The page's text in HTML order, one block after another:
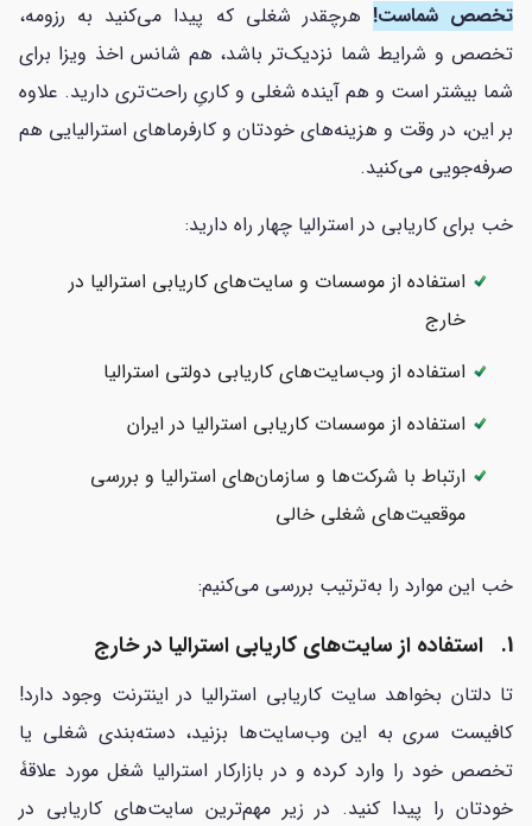
تخصص شماست! هرچقدر شغلی که پیدا می‌کنید به رزومه،
تخصص و شرایط شما نزدیک‌تر باشد، هم شانس اخذ ویزا برای
شما بیشتر است و هم آینده شغلی و کاریِ راحت‌تری دارید. علاوه
بر این، در وقت و هزینه‌های خودتان و کارفرماهای استرالیایی هم
صرفه‌جویی می‌کنید.
خب برای کاریابی در استرالیا چهار راه دارید:
استفاده از موسسات و سایت‌های کاریابی استرالیا در
خارج
استفاده از وب‌سایت‌های کاریابی دولتی استرالیا
استفاده از موسسات کاریابی استرالیا در ایران
ارتباط با شرکت‌ها و سازمان‌های استرالیا و بررسی
موقعیت‌های شغلی خالی
خب این موارد را به‌ترتیب بررسی می‌کنیم:
1. استفاده از سایت‌های کاریابی استرالیا در خارج
تا دلتان بخواهد سایت کاریابی استرالیا در اینترنت وجود دارد!
کافیست سری به این وب‌سایت‌ها بزنید، دسته‌بندی شغلی یا
تخصص خود را وارد کرده و در بازارکار استرالیا شغل مورد علاقۀ
خودتان را پیدا کنید. در زیر مهم‌ترین سایت‌های کاریابی در